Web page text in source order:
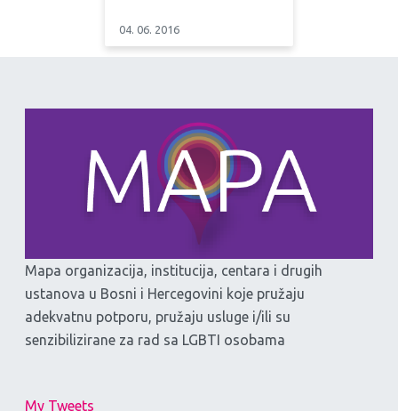
04. 06. 2016
Mapa organizacija, institucija, centara i drugih
ustanova u Bosni i Hercegovini koje pružaju
adekvatnu potporu, pružaju usluge i/ili su
senzibilizirane za rad sa LGBTI osobama
My Tweets